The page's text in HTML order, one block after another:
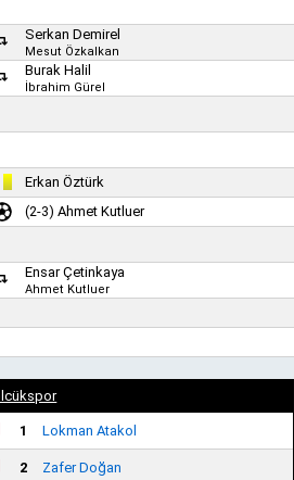
Serkan Demirel
Mesut Özkalkan
Burak Halil
İbrahim Gürel
Erkan Öztürk
(2-3) Ahmet Kutluer
Ensar Çetinkaya
Ahmet Kutluer
1 Lokman Atakol
2 Zafer Doğan